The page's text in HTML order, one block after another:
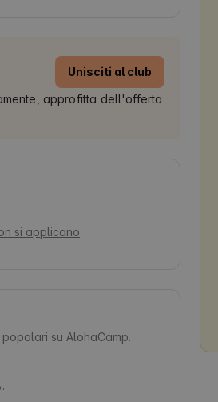
Unisciti al club
approfitta dell'offerta
si applicano
su AlohaCamp.